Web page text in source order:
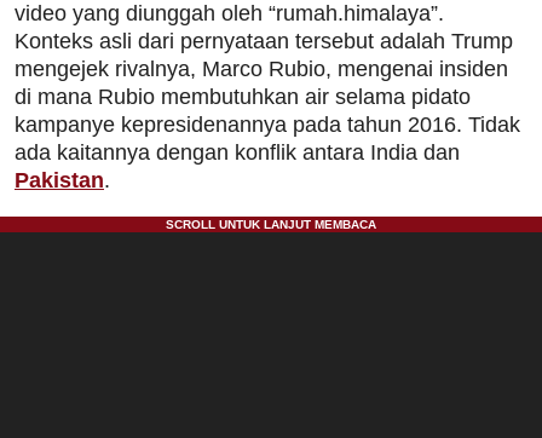
video yang diunggah oleh “rumah.himalaya”.
Konteks asli dari pernyataan tersebut adalah Trump
mengejek rivalnya, Marco Rubio, mengenai insiden
di mana Rubio membutuhkan air selama pidato
kampanye kepresidenannya pada tahun 2016. Tidak
ada kaitannya dengan konflik antara India dan
Pakistan.